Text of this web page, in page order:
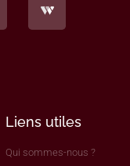
Liens utiles
Qui sommes-nous ?